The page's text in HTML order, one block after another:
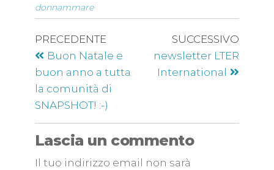
donnammare
PRECEDENTE
Buon Natale e
buon anno a tutta
la comunità di
SNAPSHOT! :-)
SUCCESSIVO
newsletter LTER
International
Lascia un commento
Il tuo indirizzo email non sarà